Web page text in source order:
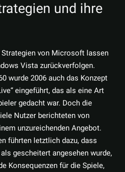
und ihre
von Microsoft lassen
Vista zurückverfolgen.
wurde 2006 auch das Konzept
eingeführt, das als eine Art
gedacht war. Doch die
Nutzer berichteten von
unzureichenden Angebot.
führten letztlich dazu, dass
gescheitert angesehen wurde,
Konsequenzen für die Spiele,